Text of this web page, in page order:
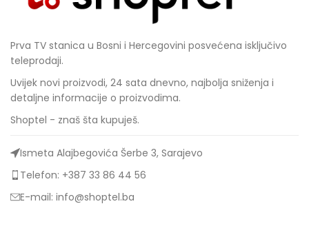
Prva TV stanica u Bosni i Hercegovini posvećena isključivo
teleprodaji.
Uvijek novi proizvodi, 24 sata dnevno, najbolja sniženja i
detaljne informacije o proizvodima.
Shoptel - znaš šta kupuješ.
Ismeta Alajbegovića Šerbe 3, Sarajevo
Telefon: +387 33 86 44 56
E-mail: info@shoptel.ba